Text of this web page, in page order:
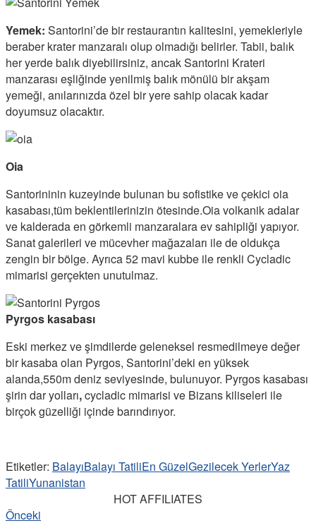
Yemek: Santorini’de bir restaurantın kalitesini, yemekleriyle
beraber krater manzaralı olup olmadığı belirler. Tabii, balık
her yerde balık diyebilirsiniz, ancak Santorini Krateri
manzarası eşliğinde yenilmiş balık mönülü bir akşam
yemeği, anılarınızda özel bir yere sahip olacak kadar
doyumsuz olacaktır.
Oia
Santorininin kuzeyinde bulunan bu sofistike ve çekici oia
kasabası,tüm beklentilerinizin ötesinde.Oia volkanik adalar
ve kalderada en görkemli manzaralara ev sahipliği yapıyor.
Sanat galerileri ve mücevher mağazaları ile de oldukça
zengin bir bölge. Ayrıca 52 mavi kubbe ile renkli Cycladic
mimarisi gerçekten unutulmaz.
Pyrgos kasabası
Eski merkez ve şimdilerde geleneksel resmedilmeye değer
bir kasaba olan Pyrgos, Santorini’deki en yüksek
alanda,550m deniz seviyesinde, bulunuyor. Pyrgos kasabası
şirin dar yolları,cycladic mimarisi ve Bizans kiliseleri ile
birçok güzelliği içinde barındırıyor.
Etiketler: BalayıBalayı TatiliEn GüzelGezilecek YerlerYaz
TatiliYunanistan
HOT AFFILIATES
Önceki